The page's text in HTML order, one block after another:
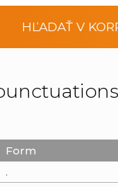
HĽADAŤ V
Form
.